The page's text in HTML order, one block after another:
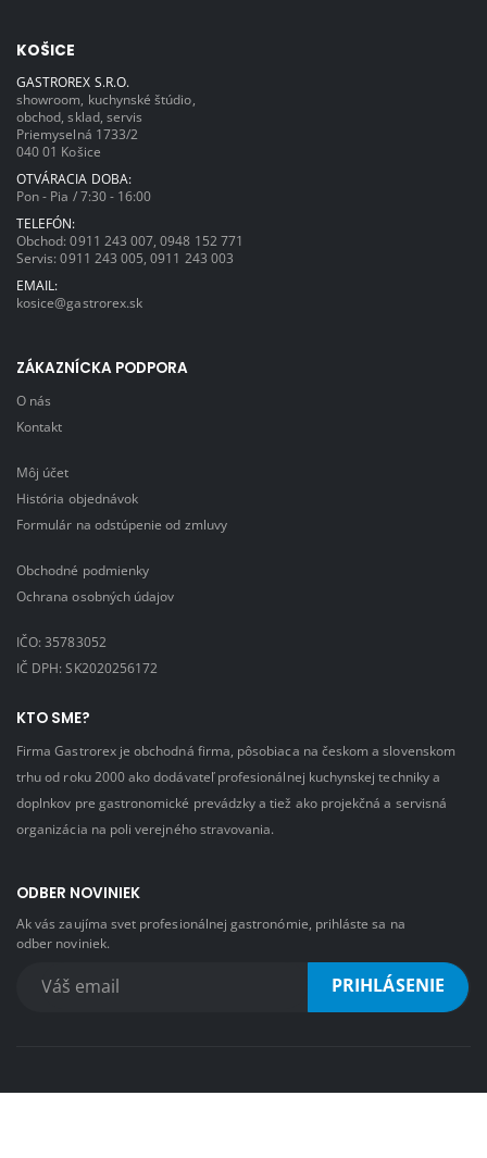
KOŠICE
GASTROREX S.R.O.
showroom, kuchynské štúdio,
obchod, sklad, servis
Priemyselná 1733/2
040 01 Košice
OTVÁRACIA DOBA:
Pon - Pia / 7:30 - 16:00
TELEFÓN:
Obchod:0911 243 007 ,0948 152 771
Servis:0911 243 005 ,0911 243 003
EMAIL:
kosice@gastrorex.sk
ZÁKAZNÍCKA PODPORA
O nás
Kontakt
Môj účet
História objednávok
Formulár na odstúpenie od zmluvy
Obchodné podmienky
Ochrana osobných údajov
IČO: 35783052
IČ DPH: SK2020256172
KTO SME?
Firma Gastrorex je obchodná firma, pôsobiaca na českom a slovenskom
trhu od roku 2000 ako dodávateľ profesionálnej kuchynskej techniky a
doplnkov pre gastronomické prevádzky a tiež ako projekčná a servisná
organizácia na poli verejného stravovania.
ODBER NOVINIEK
Ak vás zaujíma svet profesionálnej gastronómie, prihláste sa na
odber noviniek.